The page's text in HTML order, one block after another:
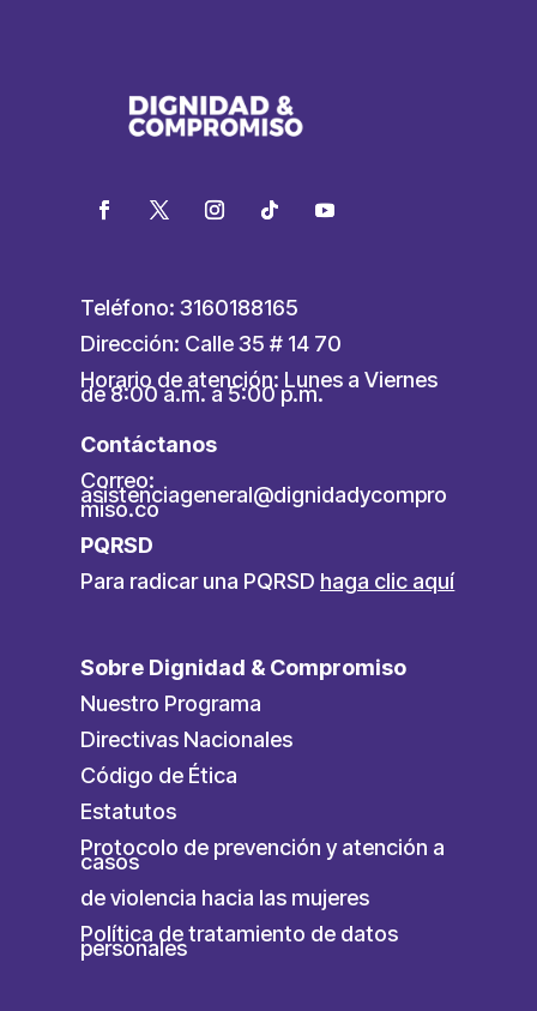
Teléfono: 3160188165
Dirección: Calle 35 # 14 70
Horario de atención: Lunes a Viernes
de 8:00 a.m. a 5:00 p.m.
Contáctanos
Correo:
asistenciageneral@dignidadycompro
miso.co
PQRSD
Para radicar una PQRSD haga clic aquí
Sobre Dignidad & Compromiso
Nuestro Programa
Directivas Nacionales
Código de Ética
Estatutos
Protocolo de prevención y atención a
casos
de violencia hacia las mujeres
Política de tratamiento de datos
personales